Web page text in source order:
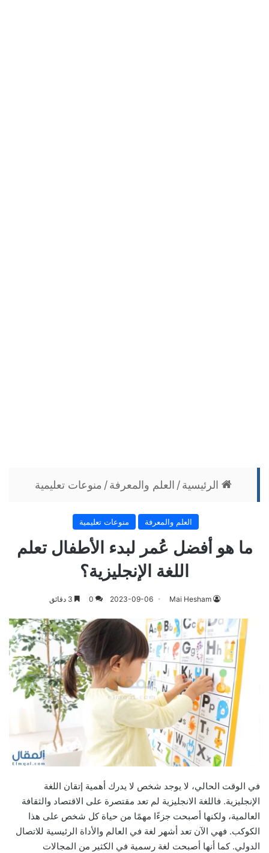
الرئيسية / العلم والمعرفة / منوعات تعليمية
العلم والمعرفة منوعات تعليمية
ما هو أفضل عُمر لبدء الأطفال تعلم
اللغة الإنجليزية؟
Mai Hesham
2023-09-06
0
في الوقت الحالي، لا يوجد شخص لا يدرك أهمية إتقان اللغة
الإنجليزية. فاللغة الانجليزية لم تعد مقتصرة على الاقتصاد والثقافة
العالمية، ولكنها أصبحت جزءًا مهمًا من حياة كل شخص على هذا
الكوكب. فهي الآن تعد أشهر لغة في العالم والأداة الرئيسية للاتصال
الدولي. كما أنها أصبحت لغة رسمية في الكثير من المجالات